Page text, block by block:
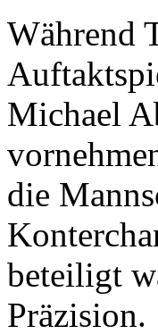
Während
Michael
die
beteiligt
Präzision.